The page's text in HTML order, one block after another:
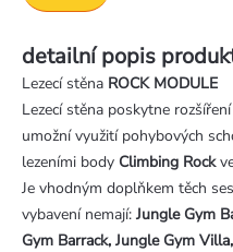
detailní popis
Lezecí stěna ROCK MODULE
Lezecí stěna poskytne
umožní využití pohybových
lezeními body Climbing Rock
Je vhodným doplňkem těch
vybavení nemají: Jungle Gym
Gym Barrack, Jungle Gym